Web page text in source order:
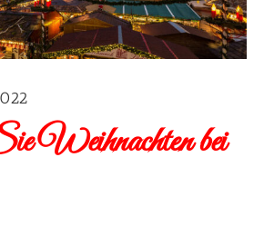
Weihnachten bei